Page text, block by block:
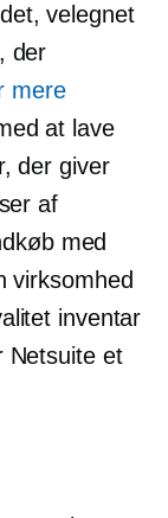
velegnet
der
mere
at lave
der giver
af
med
virksomhed
inventar
Netsuite et